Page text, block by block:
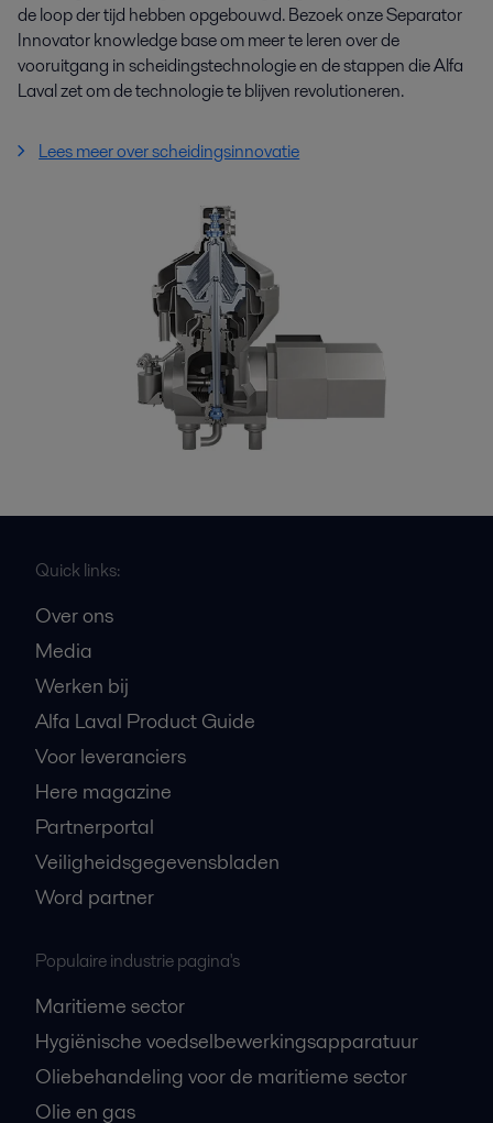
de loop der tijd hebben opgebouwd. Bezoek onze Separator
Innovator knowledge base om meer te leren over de
vooruitgang in scheidingstechnologie en de stappen die Alfa
Laval zet om de technologie te blijven revolutioneren.
Lees meer over scheidingsinnovatie
Quick links:
Over ons
Media
Werken bij
Alfa Laval Product Guide
Voor leveranciers
Here magazine
Partnerportal
Veiligheidsgegevensbladen
Word partner
Populaire industrie pagina's
Maritieme sector
Hygiënische voedselbewerkingsapparatuur
Oliebehandeling voor de maritieme sector
Olie en gas